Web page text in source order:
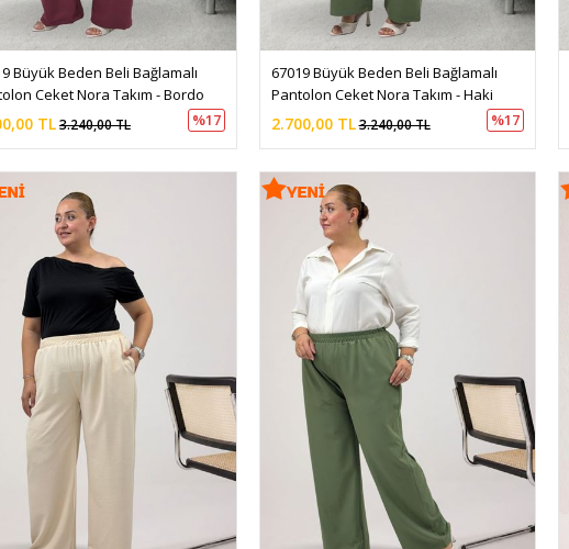
Büyük Beden Beli Bağlamalı
Ceket Nora Takım - Bordo
TL3.240,00 TL %17
67019 Büyük Beden Beli Bağlamalı
Pantolon Ceket Nora Takım - Haki
2.700,00 TL3.240,00 TL %17